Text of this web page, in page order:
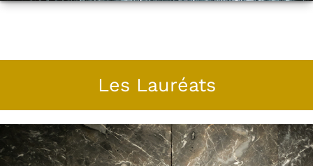
Les Lauréats